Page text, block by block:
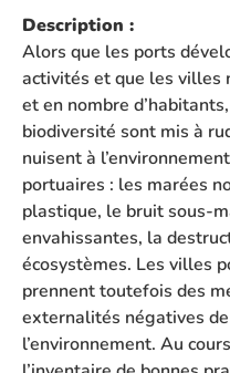
Description :
Alors que les ports
activités et que les villes
et en nombre
biodiversité sont mis à
nuisent à
portuaires : les marées
plastique, le bruit sous-
envahissantes, la
écosystèmes. Les villes
prennent toutefois des
externalités négatives
l’environnement. Au